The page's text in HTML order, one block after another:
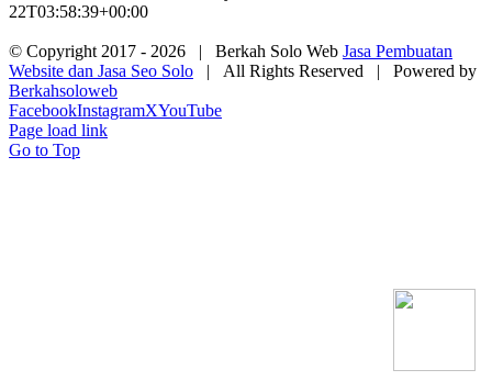
22T03:58:39+00:00
© Copyright 2017 - 2026 | Berkah Solo Web Jasa Pembuatan
Website dan Jasa Seo Solo | All Rights Reserved | Powered by
Berkahsoloweb
FacebookInstagramXYouTube
Page load link
Go to Top